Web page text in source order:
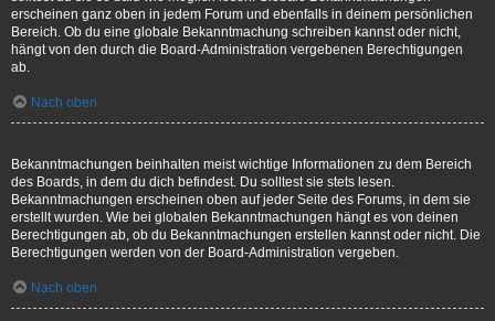
erscheinen ganz oben in jedem Forum und ebenfalls in deinem persönlichen
Bereich. Ob du eine globale Bekanntmachung schreiben kannst oder nicht,
hängt von den durch die Board-Administration vergebenen Berechtigungen
ab.
Nach oben
Bekanntmachungen beinhalten meist wichtige Informationen zu dem Bereich
des Boards, in dem du dich befindest. Du solltest sie stets lesen.
Bekanntmachungen erscheinen oben auf jeder Seite des Forums, in dem sie
erstellt wurden. Wie bei globalen Bekanntmachungen hängt es von deinen
Berechtigungen ab, ob du Bekanntmachungen erstellen kannst oder nicht. Die
Berechtigungen werden von der Board-Administration vergeben.
Nach oben